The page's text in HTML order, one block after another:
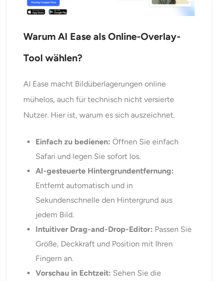
Warum AI Ease als Online-Overlay-
Tool wählen?
AI Ease macht Bildüberlagerungen online
mühelos, auch für technisch nicht versierte
Nutzer. Hier ist, warum es sich auszeichnet.
Einfach zu bedienen:Öffnen Sie einfach
Safari und legen Sie sofort los.
AI-gesteuerte Hintergrundentfernung:
Entfernt automatisch und in
Sekundenschnelle den Hintergrund aus
jedem Bild.
Intuitiver Drag-and-Drop-Editor: Passen Sie
Größe, Deckkraft und Position mit Ihren
Fingern an.
Vorschau in Echtzeit: Sehen Sie die